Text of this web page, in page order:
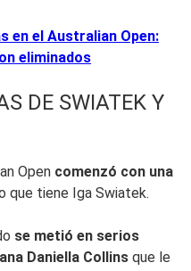
en el Australian Open:
eliminados
DE SWIATEK Y
Open comenzó con una
que tiene Iga Swiatek.
se metió en serios
Daniella Collins que le